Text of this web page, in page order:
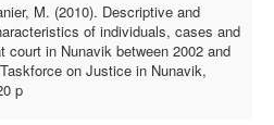
M. (2010). Descriptive and
of individuals, cases and
court in Nunavik between 2002 and
on Justice in Nunavik,
p